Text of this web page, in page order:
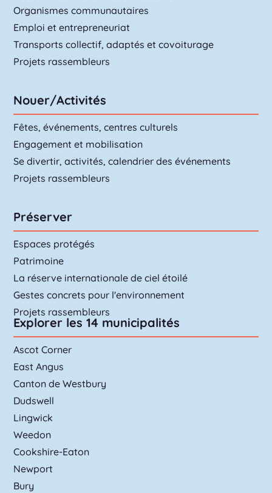
Organismes communautaires
Emploi et entrepreneuriat
Transports collectif, adaptés et covoiturage
Projets rassembleurs
Nouer/Activités
Fêtes, événements, centres culturels
Engagement et mobilisation
Se divertir, activités, calendrier des événements
Projets rassembleurs
Préserver
Espaces protégés
Patrimoine
La réserve internationale de ciel étoilé
Gestes concrets pour l'environnement
Projets rassembleurs
Explorer les 14 municipalités
Ascot Corner
East Angus
Canton de Westbury
Dudswell
Lingwick
Weedon
Cookshire-Eaton
Newport
Bury